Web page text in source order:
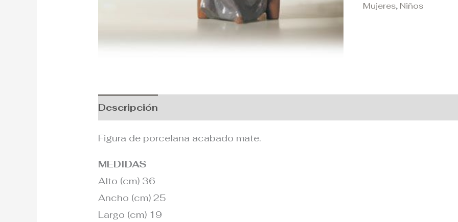
Mujeres, Niños
Descripción
Figura de porcelana acabado mate.
MEDIDAS
Alto (cm) 36
Ancho (cm) 25
Largo (cm) 19